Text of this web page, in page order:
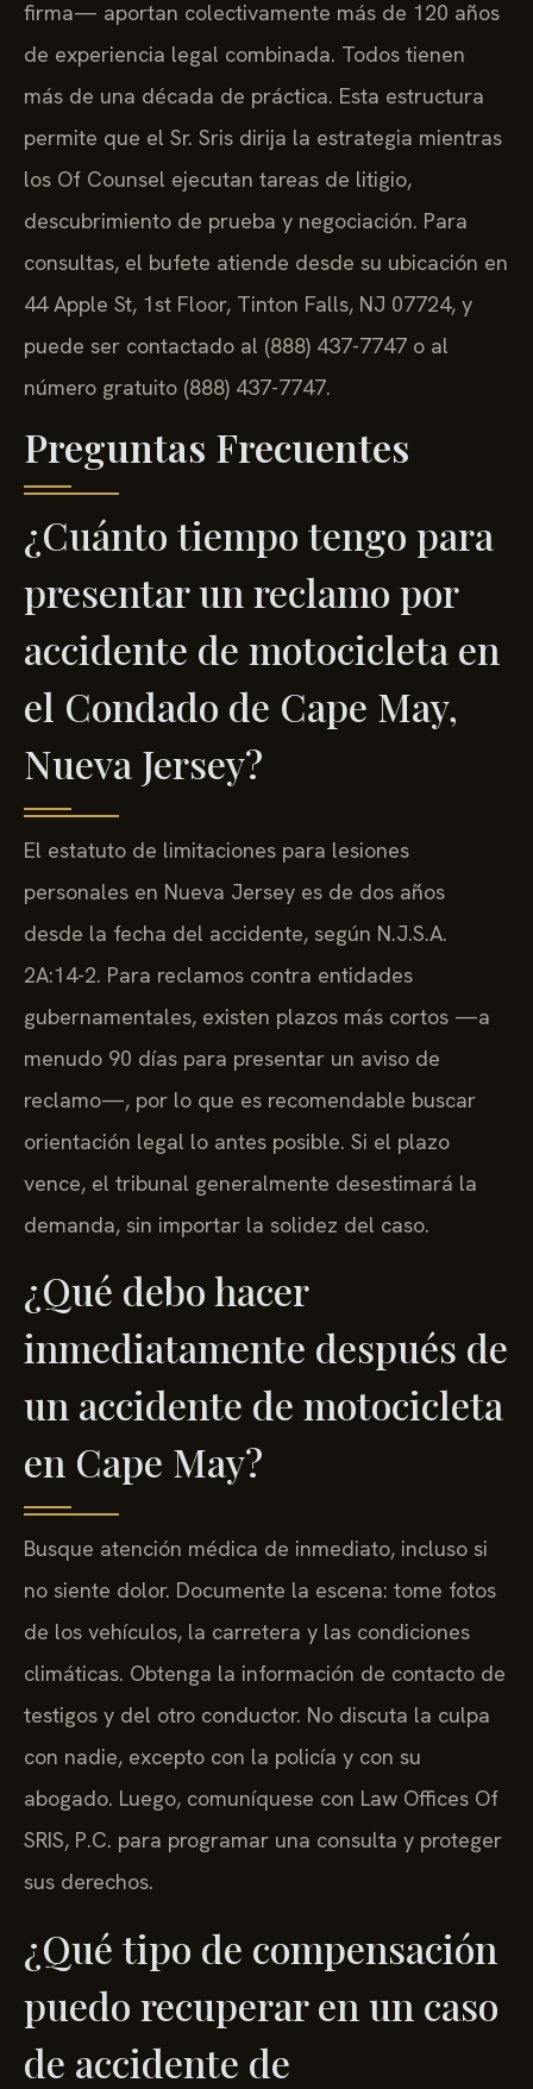
firma— aportan colectivamente más de 120 años
de experiencia legal combinada. Todos tienen
más de una década de práctica. Esta estructura
permite que el Sr. Sris dirija la estrategia mientras
los Of Counsel ejecutan tareas de litigio,
descubrimiento de prueba y negociación. Para
consultas, el bufete atiende desde su ubicación en
44 Apple St, 1st Floor, Tinton Falls, NJ 07724, y
puede ser contactado al (888) 437-7747 o al
número gratuito (888) 437-7747.
Preguntas Frecuentes
¿Cuánto tiempo tengo para
presentar un reclamo por
accidente de motocicleta en
el Condado de Cape May,
Nueva Jersey?
El estatuto de limitaciones para lesiones
personales en Nueva Jersey es de dos años
desde la fecha del accidente, según N.J.S.A.
2A:14-2. Para reclamos contra entidades
gubernamentales, existen plazos más cortos —a
menudo 90 días para presentar un aviso de
reclamo—, por lo que es recomendable buscar
orientación legal lo antes posible. Si el plazo
vence, el tribunal generalmente desestimará la
demanda, sin importar la solidez del caso.
¿Qué debo hacer
inmediatamente después de
un accidente de motocicleta
en Cape May?
Busque atención médica de inmediato, incluso si
no siente dolor. Documente la escena: tome fotos
de los vehículos, la carretera y las condiciones
climáticas. Obtenga la información de contacto de
testigos y del otro conductor. No discuta la culpa
con nadie, excepto con la policía y con su
abogado. Luego, comuníquese con Law Offices Of
SRIS, P.C. para programar una consulta y proteger
sus derechos.
¿Qué tipo de compensación
puedo recuperar en un caso
de accidente de